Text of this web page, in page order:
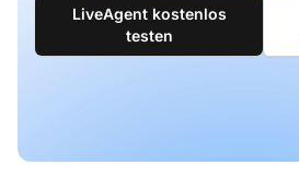
LiveAgent kostenlos
testen